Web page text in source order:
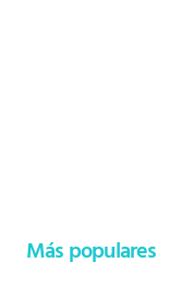
Más populares